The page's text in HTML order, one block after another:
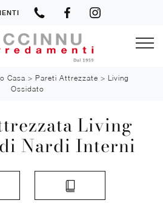
Casa > Pareti Attrezzate > Living
Ossidato
Living
Nardi Interni